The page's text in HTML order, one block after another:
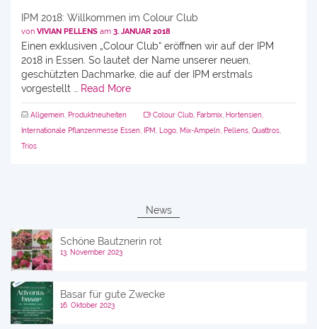
IPM 2018: Willkommen im Colour Club
von VIVIAN PELLENS am 3. JANUAR 2018
Einen exklusiven „Colour Club“ eröffnen wir auf der IPM
2018 in Essen. So lautet der Name unserer neuen,
geschützten Dachmarke, die auf der IPM erstmals
vorgestellt …
Read More
Allgemein Produktneuheiten Colour Club Farbmix Hortensien
Internationale Pflanzenmesse Essen
IPM Logo Mix-Ampeln Pellens Quattros
Trios
News
Schöne Bautznerin rot
13. November 2023
Basar für gute Zwecke
16. Oktober 2023